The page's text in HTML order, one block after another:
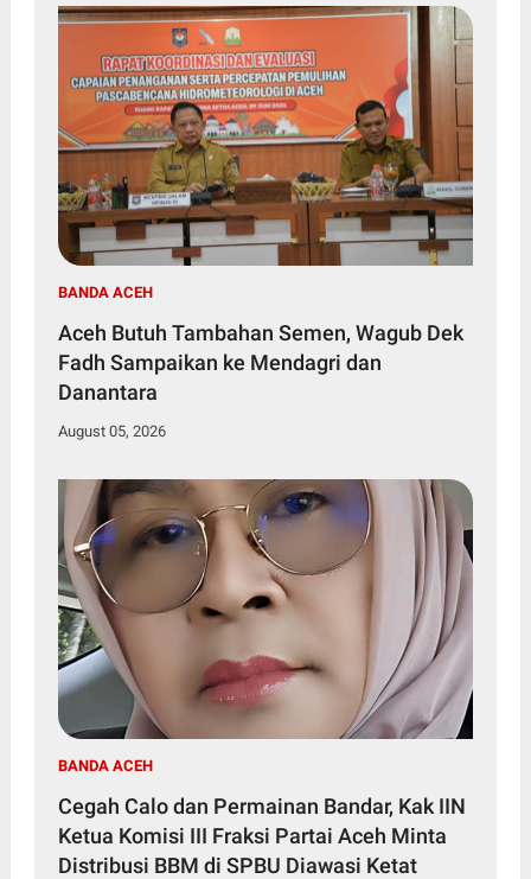
BANDA ACEH
Aceh Butuh Tambahan Semen, Wagub Dek
Fadh Sampaikan ke Mendagri dan
Danantara
August 05, 2026
BANDA ACEH
Cegah Calo dan Permainan Bandar, Kak IIN
Ketua Komisi III Fraksi Partai Aceh Minta
Distribusi BBM di SPBU Diawasi Ketat